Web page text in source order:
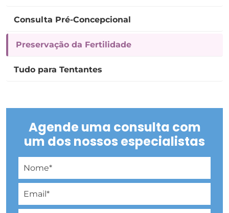
Consulta Pré-Concepcional
Preservação da Fertilidade
Tudo para Tentantes
Agende uma consulta com
um dos nossos especialistas